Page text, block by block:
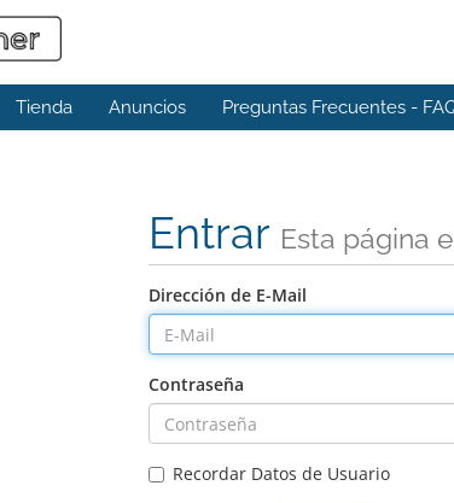
Tienda Anuncios Preguntas Frecuentes -
Entrar Esta página
Dirección de E-Mail
Contraseña
Recordar Datos de Usuario